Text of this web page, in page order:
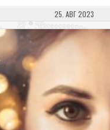
ДАТА ПУБЛИКАЦИИ:
25. АВГ 2023